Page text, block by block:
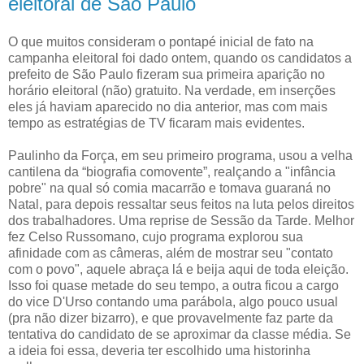
O que muitos consideram o pontapé inicial de fato na
campanha eleitoral foi dado ontem, quando os candidatos a
prefeito de São Paulo fizeram sua primeira aparição no
horário eleitoral (não) gratuito. Na verdade, em inserções
eles já haviam aparecido no dia anterior, mas com mais
tempo as estratégias de TV ficaram mais evidentes.
Paulinho da Força, em seu primeiro programa, usou a velha
cantilena da “biografia comovente”, realçando a "infância
pobre" na qual só comia macarrão e tomava guaraná no
Natal, para depois ressaltar seus feitos na luta pelos direitos
dos trabalhadores. Uma reprise de Sessão da Tarde. Melhor
fez Celso Russomano, cujo programa explorou sua
afinidade com as câmeras, além de mostrar seu "contato
com o povo", aquele abraça lá e beija aqui de toda eleição.
Isso foi quase metade do seu tempo, a outra ficou a cargo
do vice D'Urso contando uma parábola, algo pouco usual
(pra não dizer bizarro), e que provavelmente faz parte da
tentativa do candidato de se aproximar da classe média. Se
a ideia foi essa, deveria ter escolhido uma historinha